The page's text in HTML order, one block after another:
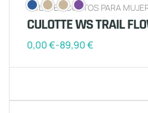
CULOTES CORTOS PARA
CULOTTE WS TRAIL
0,00€-89,90€